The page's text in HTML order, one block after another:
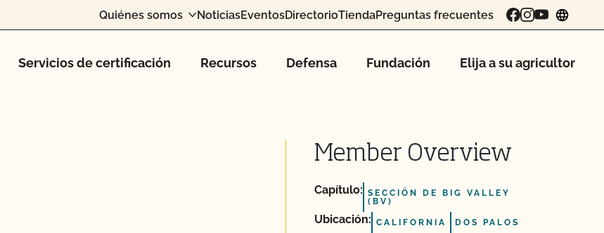
Quiénes somos NoticiasEventosDirectorioTiendaPreguntas frecuentes
Servicios de certificación Recursos Defensa Fundación Elija a su agricultor
Member Overview
Capítulo: SECCIÓN DE BIG VALLEY
(BV)
Ubicación: CALIFORNIA DOS PALOS